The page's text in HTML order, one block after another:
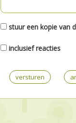
stuur een kopie van
inclusief reacties
versturen